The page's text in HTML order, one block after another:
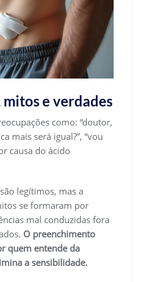
mitos e verdades
como: “doutor,
mais será igual?”, “vou
causa do ácido
legítimos, mas a
se formaram por
mal conduzidas fora
O preenchimento
quem entende da
a sensibilidade.